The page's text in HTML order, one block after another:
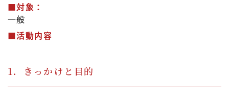
■対象：
一般
■活動内容
1．きっかけと目的